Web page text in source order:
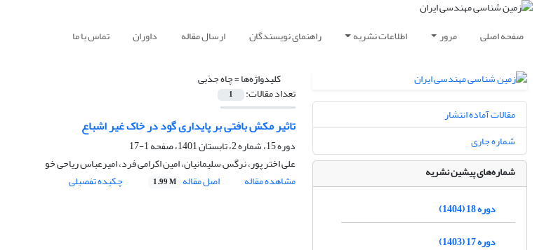
صفحه اصلی مرور اطلاعات نشریه راهنمای نویسندگان ارسال مقاله داوران تماس با ما
کلیدواژه‌ها =چاه جذبی
تعداد مقالات: 1
تاثیر مکش بافتی بر پایداری گود در خاک غیر اشباع
دوره 15، شماره 2، تابستان 1401، صفحه
1-17
علی اختر پور، نرگس سلیمانیان، امین اکرامی فرد، امیرعباس ریاحی خو
مشاهده مقاله
اصل مقاله 1.99 M چکیده تفصیلی
مقالات آماده انتشار
شماره جاری
شماره‌های پیشین نشریه
دوره 18 (1404)
دوره 17 (1403)